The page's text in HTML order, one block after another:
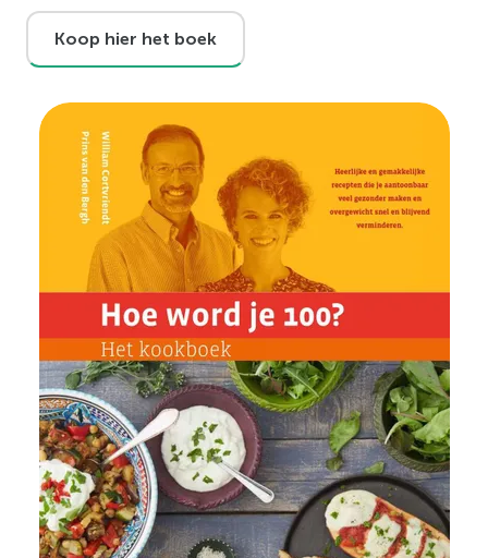
Koop hier het boek